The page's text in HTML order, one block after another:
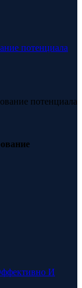
потенциала
И